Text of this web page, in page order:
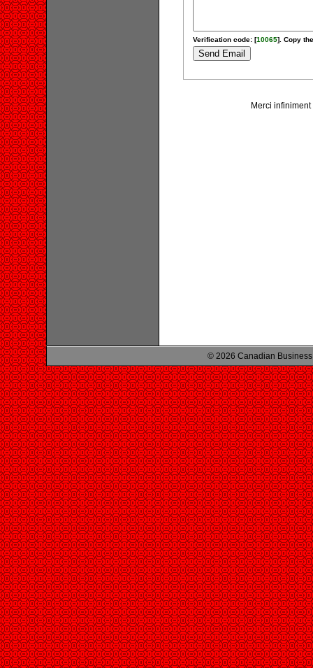
Verification code: [10065]. Copy
Merci
© 2026 Canadian